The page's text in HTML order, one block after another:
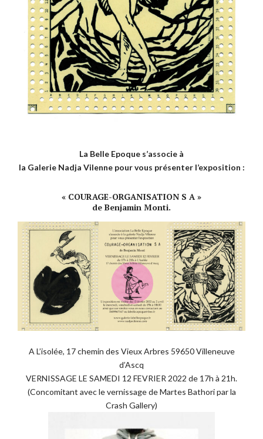
La Belle Epoque s’associe à
la Galerie Nadja Vilenne pour vous présenter l’exposition :
« COURAGE-ORGANISATION S A »
de Benjamin Monti.
A L’isolée, 17 chemin des Vieux Arbres 59650 Villeneuve
d’Ascq
VERNISSAGE LE SAMEDI 12 FEVRIER 2022 de 17h à 21h.
(Concomitant avec le vernissage de Martes Bathori par la
Crash Gallery)